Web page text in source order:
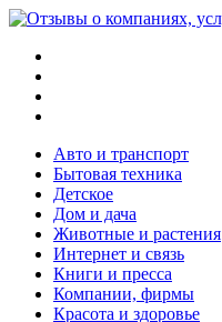
Авто и транспорт
Бытовая техника
Детское
Дом и дача
Животные и растения
Интернет и связь
Книги и пресса
Компании, фирмы
Красота и здоровье